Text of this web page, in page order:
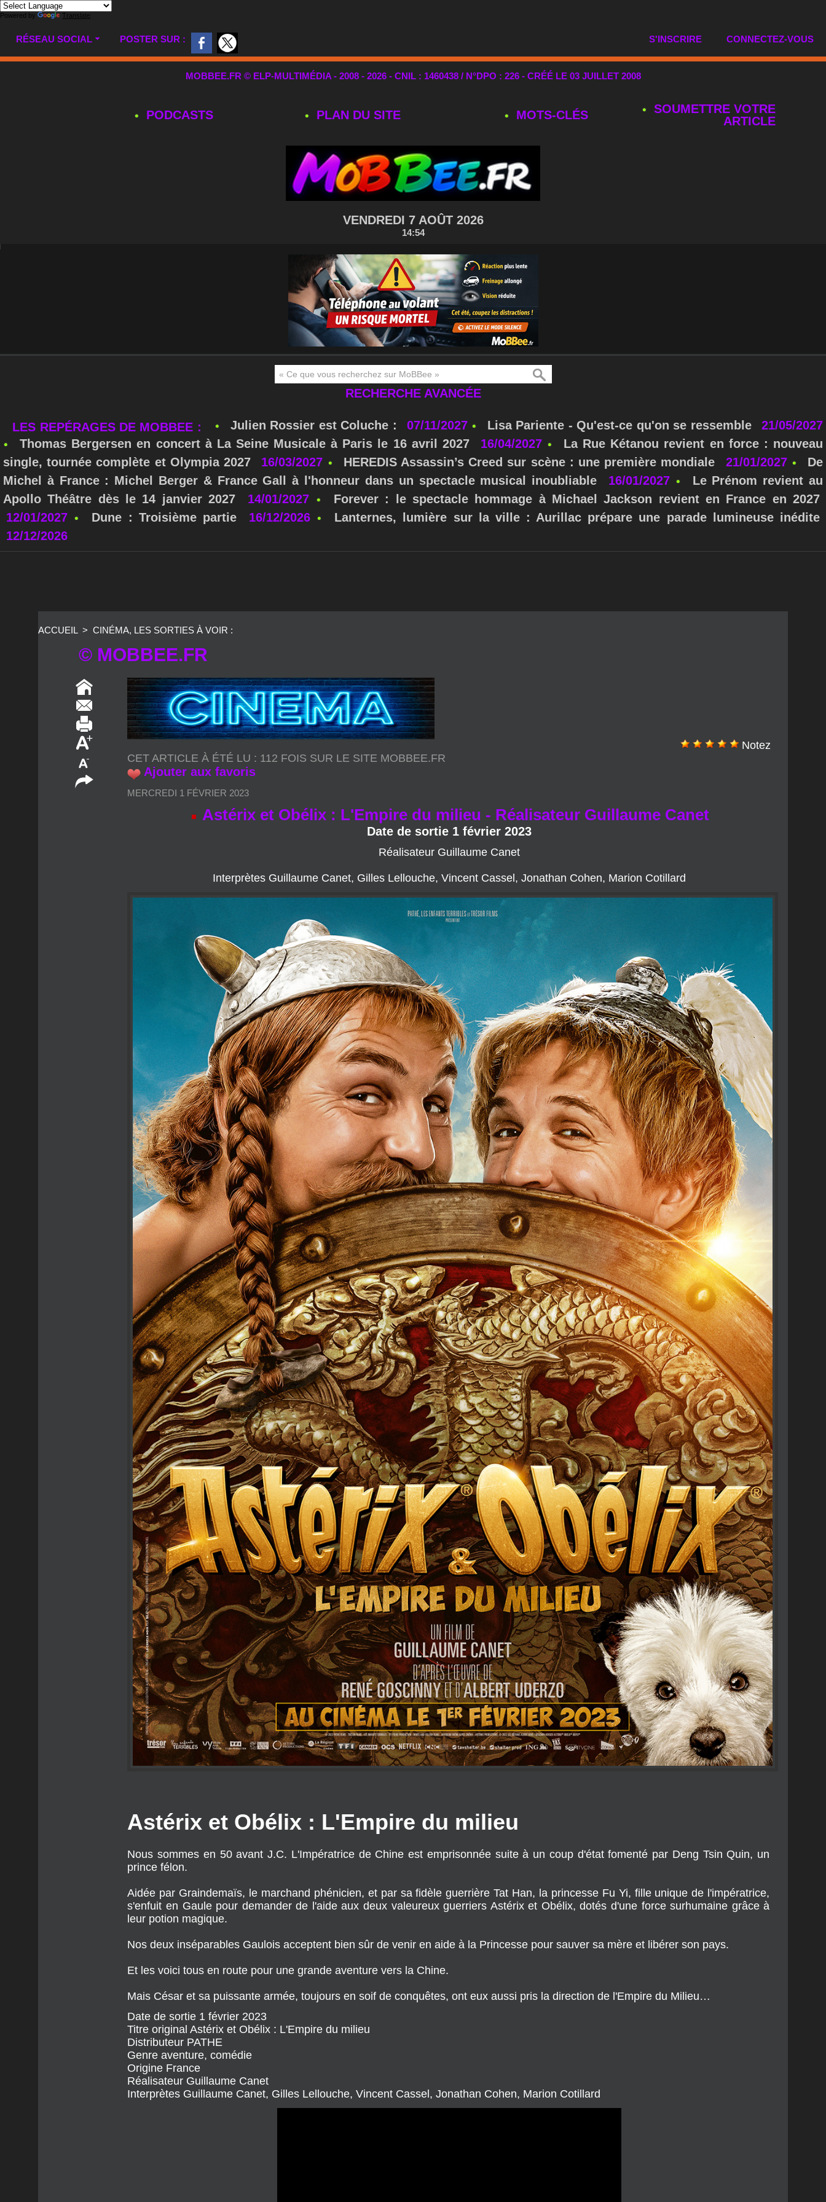
Powered by Translate
RÉSEAU SOCIAL POSTER SUR : CONNECTEZ-VOUS
S'INSCRIRE
MOBBEE.FR © ELP-MULTIMÉDIA - 2008 - 2026 - CNIL : 1460438 / N°DPO : 226 - CRÉÉ LE 03 JUILLET 2008
PODCASTS PLAN DU SITE MOTS‑CLÉS
SOUMETTRE VOTRE
ARTICLE
VENDREDI 7 AOÛT 2026
14:54
RECHERCHE AVANCÉE
LES REPÉRAGES DE MOBBEE : Julien Rossier est Coluche : 07/11/2027 Lisa Pariente - Qu'est-ce qu'on se ressemble
21/05/2027
Thomas Bergersen en concert à La Seine Musicale à Paris le 16 avril 2027
16/04/2027
La Rue Kétanou revient en force : nouveau
single, tournée complète et Olympia 2027
16/03/2027 HEREDIS Assassin’s Creed sur scène : une première mondiale 21/01/2027
De
Michel à France : Michel Berger & France Gall à l'honneur dans un spectacle musical inoubliable
16/01/2027
Le Prénom revient au
Apollo Théâtre dès le 14 janvier 2027
14/01/2027
Forever : le spectacle hommage à Michael Jackson revient en France en 2027
12/01/2027
Dune : Troisième partie 16/12/2026
Lanternes, lumière sur la ville : Aurillac prépare une parade lumineuse inédite
12/12/2026
ACCUEIL > CINÉMA, LES SORTIES À VOIR :
© MOBBEE.FR
Notez
CET ARTICLE À ÉTÉ LU : 112 FOIS SUR LE SITE MOBBEE.FR
Ajouter aux favoris
MERCREDI 1 FÉVRIER 2023
Astérix et Obélix : L'Empire du milieu - Réalisateur Guillaume Canet
Date de sortie 1 février 2023
Réalisateur Guillaume Canet
Interprètes Guillaume Canet, Gilles Lellouche, Vincent Cassel, Jonathan Cohen, Marion Cotillard
Astérix et Obélix : L'Empire du milieu
Nous sommes en 50 avant J.C. L'Impératrice de Chine est emprisonnée suite à un coup d'état fomenté par Deng Tsin Quin, un
prince félon.
Aidée par Graindemaïs, le marchand phénicien, et par sa fidèle guerrière Tat Han, la princesse Fu Yi, fille unique de l'impératrice,
s'enfuit en Gaule pour demander de l'aide aux deux valeureux guerriers Astérix et Obélix, dotés d'une force surhumaine grâce à
leur potion magique.
Nos deux inséparables Gaulois acceptent bien sûr de venir en aide à la Princesse pour sauver sa mère et libérer son pays.
Et les voici tous en route pour une grande aventure vers la Chine.
Mais César et sa puissante armée, toujours en soif de conquêtes, ont eux aussi pris la direction de l'Empire du Milieu…
Date de sortie 1 février 2023
Titre original Astérix et Obélix : L'Empire du milieu
Distributeur PATHE
Genre aventure, comédie
Origine France
Réalisateur Guillaume Canet
Interprètes Guillaume Canet, Gilles Lellouche, Vincent Cassel, Jonathan Cohen, Marion Cotillard